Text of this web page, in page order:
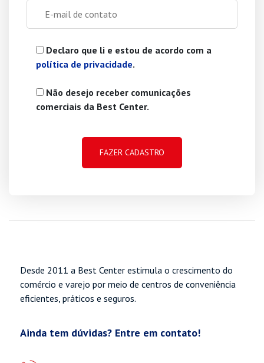
Declaro que li e estou de acordo com a
política de privacidade.
Não desejo receber comunicações
comerciais da Best Center.
Desde 2011 a Best Center estimula o crescimento do
comércio e varejo por meio de centros de conveniência
eficientes, práticos e seguros.
Ainda tem dúvidas? Entre em contato!